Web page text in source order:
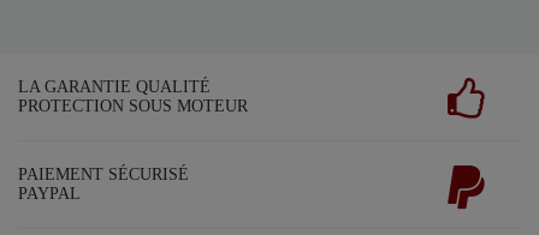
LA GARANTIE QUALITÉ
PROTECTION SOUS MOTEUR
PAIEMENT SÉCURISÉ
PAYPAL